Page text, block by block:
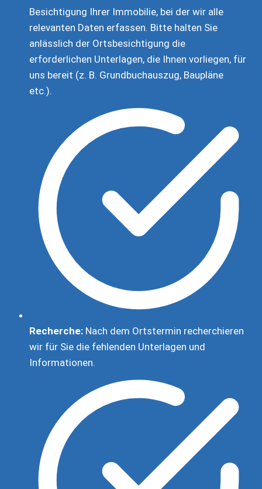
Besichtigung Ihrer Immobilie, bei der wir alle
relevanten Daten erfassen. Bitte halten Sie
anlässlich der Ortsbesichtigung die
erforderlichen Unterlagen, die Ihnen vorliegen, für
uns bereit (z. B. Grundbuchauszug, Baupläne
etc.).
Recherche:Nach dem Ortstermin recherchieren
wir für Sie die fehlenden Unterlagen und
Informationen.